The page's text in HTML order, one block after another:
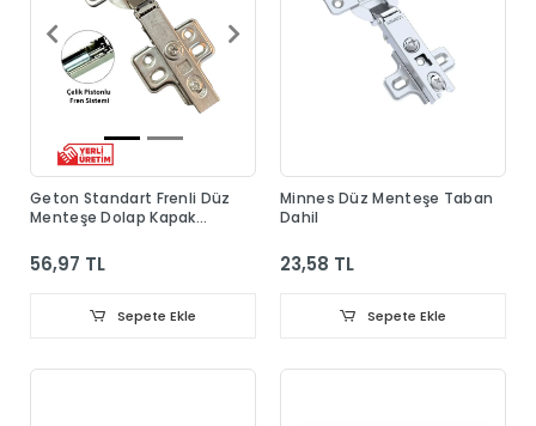
Geton Standart Frenli Düz
Menteşe Dolap Kapak
56,97 TL
Sepete Ekle
Minnes Düz Menteşe Taban
Dahil
23,58 TL
Sepete Ekle